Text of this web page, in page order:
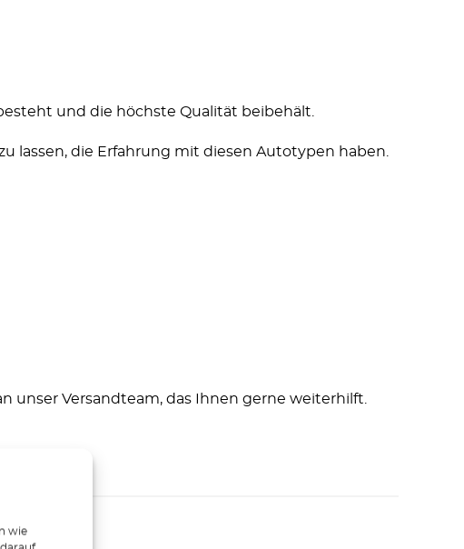
wie
und die höchste Qualität beibehält.
lassen, die Erfahrung mit diesen Autotypen haben.
unser Versandteam, das Ihnen gerne weiterhilft.